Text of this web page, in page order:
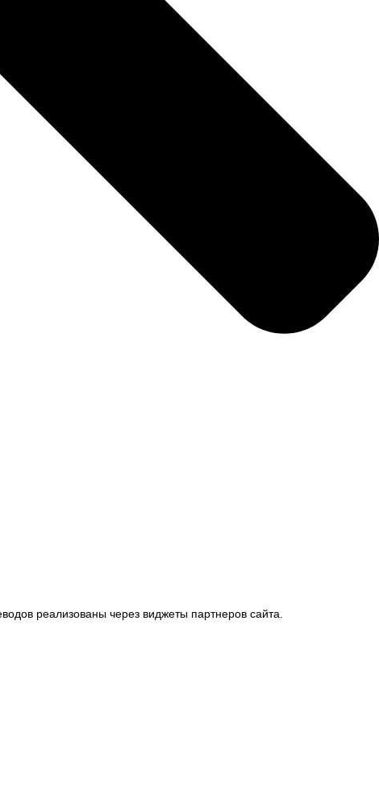
реализованы через виджеты партнеров сайта.